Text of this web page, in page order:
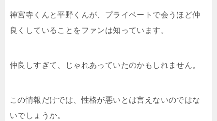
神宮寺くんと平野くんが、プライベートで会うほど仲
良くしていることをファンは知っています。
仲良しすぎて、じゃれあっていたのかもしれません。
この情報だけでは、性格が悪いとは言えないのではな
いでしょうか。